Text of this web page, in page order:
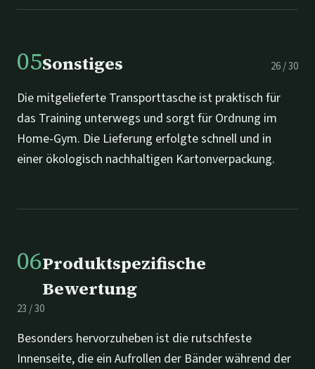
05Sonstiges 26/30
Die mitgelieferte Transporttasche ist praktisch für
das Training unterwegs und sorgt für Ordnung im
Home-Gym. Die Lieferung erfolgte schnell und in
einer ökologisch nachhaltigen Kartonverpackung.
06Produktspezifische
Bewertung
23 /30
Besonders hervorzuheben ist die rutschfeste
Innenseite, die ein Aufrollen der Bänder während der